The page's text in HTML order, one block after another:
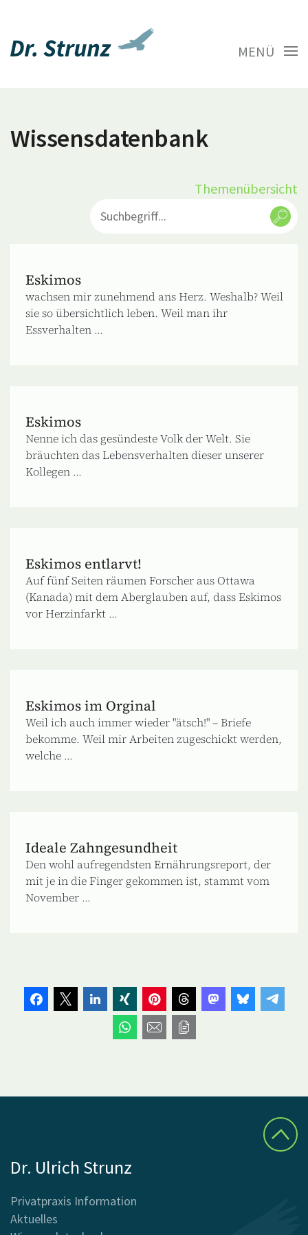
MENÜ
Wissensdatenbank
Themenübersicht
Eskimos
wachsen mir zunehmend ans Herz. Weshalb? Weil
sie so übersichtlich leben. Weil man ihr
Essverhalten ...
Eskimos
Nenne ich das gesündeste Volk der Welt. Sie
bräuchten das Lebensverhalten dieser unserer
Kollegen ...
Eskimos entlarvt!
Auf fünf Seiten räumen Forscher aus Ottawa
(Kanada) mit dem Aberglauben auf, dass Eskimos
vor Herzinfarkt ...
Eskimos im Orginal
Weil ich auch immer wieder "ätsch!" – Briefe
bekomme. Weil mir Arbeiten zugeschickt werden,
welche ...
Ideale Zahngesundheit
Den wohl aufregendsten Ernährungsreport, der
mit je in die Finger gekommen ist, stammt vom
November ...
Dr. Ulrich Strunz
Privatpraxis Information
Aktuelles